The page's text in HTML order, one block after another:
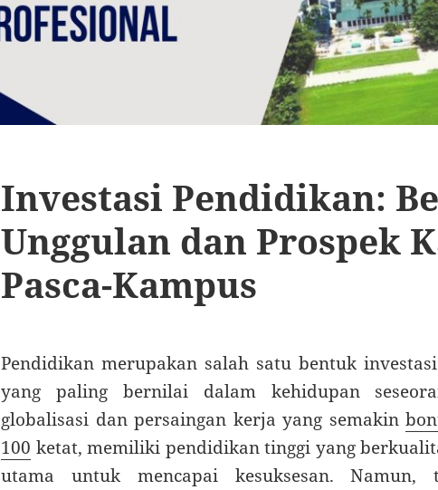
Investasi Pendidikan:
Unggulan dan Prospek
Pasca-Kampus
Pendidikan merupakan salah satu bentuk
yang paling bernilai dalam kehidupan
globalisasi dan persaingan kerja yang semakin
100 ketat, memiliki pendidikan tinggi yang
utama untuk mencapai kesuksesan. Namun,